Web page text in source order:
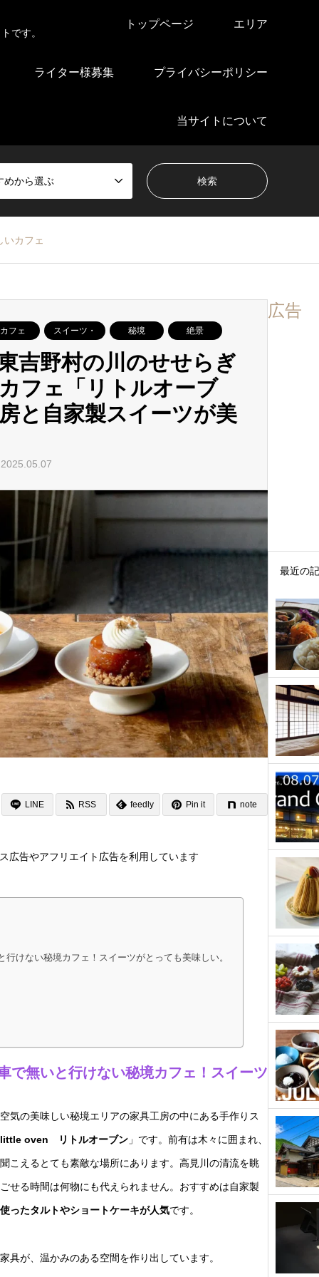
です。
トップページ エリア
ライター様募集 プライバシーポリシー
当サイトについて
めから選ぶ
カフェ
カフェ スイーツ・ 秘境 絶景
吉野村の川のせせらぎ
フェ「リトルオーブ
と自家製スイーツが美
LINE RSS feedly Pin it note
広告やアフリエイト広告を利用しています
けない秘境カフェ！スイーツがとっても美味しい。
で無いと行けない秘境カフェ！スイーツ
気の美味しい秘境エリアの家具工房の中にある手作りス
oven リトルオーブン 」です。前有は木々に囲まれ、
こえるとても素敵な場所にあります。高見川の清流を眺
せる時間は何物にも代えられません。おすすめは自家製
ったタルトやショートケーキが人気です。
具が、温かみのある空間を作り出しています。
広告
最近の